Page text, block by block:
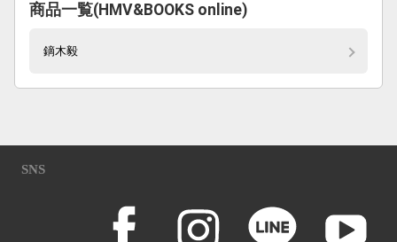
商品一覧(HMV&BOOKS online)
鏑木毅
SNS